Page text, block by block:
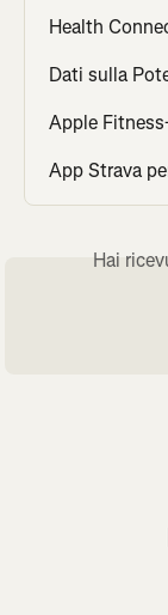
Health
Dati sulla
Apple
App Strava
Hai